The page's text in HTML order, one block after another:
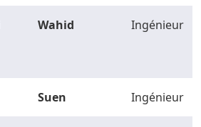
Wahid Ingénieur
Suen Ingénieur